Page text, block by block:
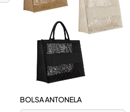
BOLSA ANTONELA